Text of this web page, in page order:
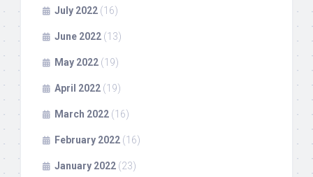
July 2022 (16)
June 2022 (13)
May 2022 (19)
April 2022 (19)
March 2022 (16)
February 2022 (16)
January 2022 (23)